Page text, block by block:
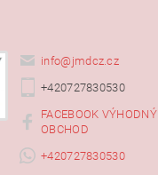
info@ jmdcz.cz
+420727830530
FACEBOOK VÝHODNÝ
OBCHOD
+420727830530